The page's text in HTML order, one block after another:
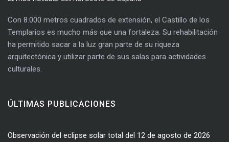
Con 8.000 metros cuadrados de extensión, el Castillo de los
Templarios es mucho más que una fortaleza. Su rehabilitación
ha permitido sacar a la luz gran parte de su riqueza
arquitectónica y utilizar parte de sus salas para actividades
culturales.
ÚLTIMAS PUBLICACIONES
Observación del eclipse solar total del 12 de agosto de 2026